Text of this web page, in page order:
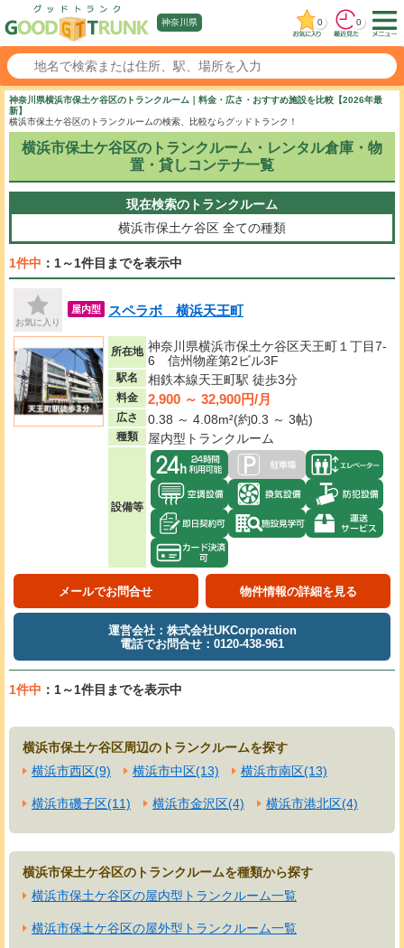
神奈川県 0 0
神奈川県横浜市保土ケ谷区のトランクルーム｜料金・広さ・おすすめ施設を比較【2026年最
新】
横浜市保土ケ谷区のトランクルームの検索、比較ならグッドトランク！
横浜市保土ケ谷区のトランクルーム・レンタル倉庫・物
置・貸しコンテナ一覧
現在検索のトランクルーム
横浜市保土ケ谷区 全ての種類
1件中 ：1～1件目までを表示中
お気に入り
屋内型 スペラボ 横浜天王町
所在地 神奈川県横浜市保土ケ谷区天王町１丁目7-
6 信州物産第2ビル3F
駅名 相鉄本線天王町駅 徒歩3分
料金 2,900 ～ 32,900円/月
広さ 0.38 ～ 4.08m²(約0.3 ～ 3帖)
種類 屋内型トランクルーム
設備等
メールでお問合せ 物件情報の詳細を見る
運営会社：株式会社UKCorporation
電話でお問合せ：0120-438-961
1件中 ：1～1件目までを表示中
横浜市保土ケ谷区周辺のトランクルームを探す
横浜市西区(9)
横浜市中区(13) 横浜市南区(13)
横浜市磯子区(11) 横浜市金沢区(4) 横浜市港北区(4)
横浜市保土ケ谷区のトランクルームを種類から探す
横浜市保土ケ谷区の屋内型トランクルーム一覧
横浜市保土ケ谷区の屋外型トランクルーム一覧